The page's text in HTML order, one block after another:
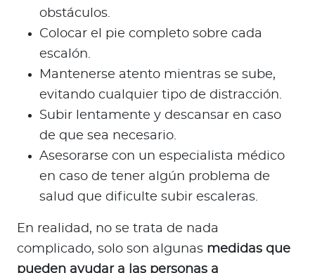
obstáculos.
Colocar el pie completo sobre cada
escalón.
Mantenerse atento mientras se sube,
evitando cualquier tipo de distracción.
Subir lentamente y descansar en caso
de que sea necesario.
Asesorarse con un especialista médico
en caso de tener algún problema de
salud que dificulte subir escaleras.
En realidad, no se trata de nada
complicado, solo son algunas medidas que
pueden ayudar a las personas a